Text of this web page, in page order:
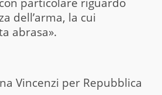
dell’arma, la cui
abrasa».
Vincenzi per Repubblica